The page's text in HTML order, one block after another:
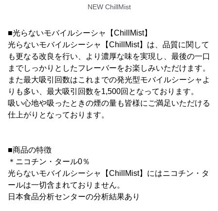
NEW ChillMist
■光らないモバイルシーシャ【ChillMist】
光らないモバイルシーシャ【ChillMist】は、品質に関して
も更なる改良を行い、より濃厚な味を実現し、最後の一口
までしっかりとしたフレーバーをお楽しみいただけます。
また最大吸引回数はこれまでの発光型モバイルシーシャよ
りも多い、最大吸引回数を1,500回となっております。
吸い心地や吸ったときの煙の量も皆様にご満足いただける
仕上がりとなっております。
■商品の特徴
＊ニコチン・タール0％
光らないモバイルシーシャ【ChillMist】にはニコチン・タ
ールは一切含まれておりません。
日本食品分析センターの分析結果あり